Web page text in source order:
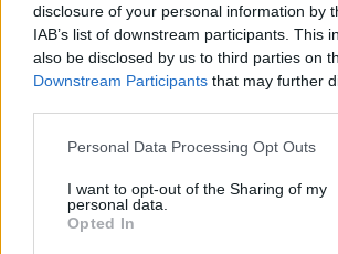
disclosure of your personal information by
IAB’s list of downstream participants. This
also be disclosed by us to third parties on
Downstream Participants that may further
Personal Data Processing Opt Outs
I want to opt-out of the Sharing of my
personal data.
Opted In